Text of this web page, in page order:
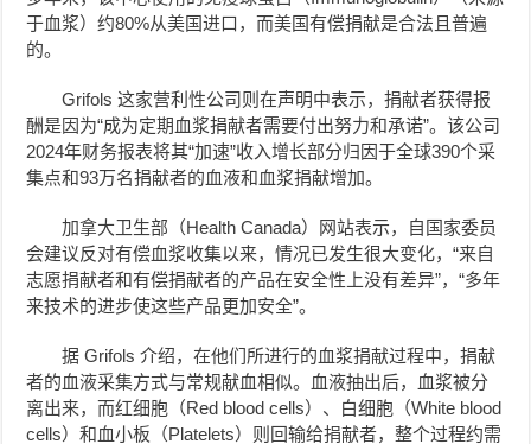
于血浆）约80%从美国进口，而美国有偿捐献是合法且普遍
的。
Grifols 这家营利性公司则在声明中表示，捐献者获得报
酬是因为“成为定期血浆捐献者需要付出努力和承诺”。该公司
2024年财务报表将其“加速”收入增长部分归因于全球390个采
集点和93万名捐献者的血液和血浆捐献增加。
加拿大卫生部（Health Canada）网站表示，自国家委员
会建议反对有偿血浆收集以来，情况已发生很大变化，“来自
志愿捐献者和有偿捐献者的产品在安全性上没有差异”，“多年
来技术的进步使这些产品更加安全”。
据 Grifols 介绍，在他们所进行的血浆捐献过程中，捐献
者的血液采集方式与常规献血相似。血液抽出后，血浆被分
离出来，而红细胞（Red blood cells）、白细胞（White blood
cells）和血小板（Platelets）则回输给捐献者，整个过程约需